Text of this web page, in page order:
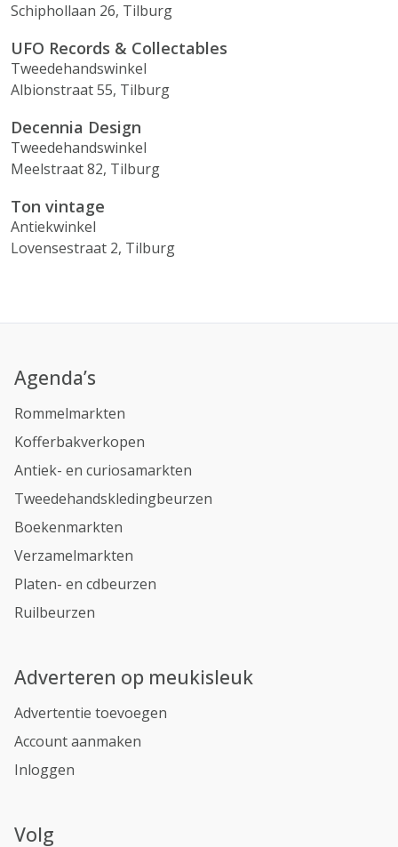
Schiphollaan 26, Tilburg
UFO Records & Collectables
Tweedehandswinkel
Albionstraat 55, Tilburg
Decennia Design
Tweedehandswinkel
Meelstraat 82, Tilburg
Ton vintage
Antiekwinkel
Lovensestraat 2, Tilburg
Agenda’s
Rommelmarkten
Kofferbakverkopen
Antiek- en curiosamarkten
Tweedehandskledingbeurzen
Boekenmarkten
Verzamelmarkten
Platen- en cdbeurzen
Ruilbeurzen
Adverteren op meukisleuk
Advertentie toevoegen
Account aanmaken
Inloggen
Volg